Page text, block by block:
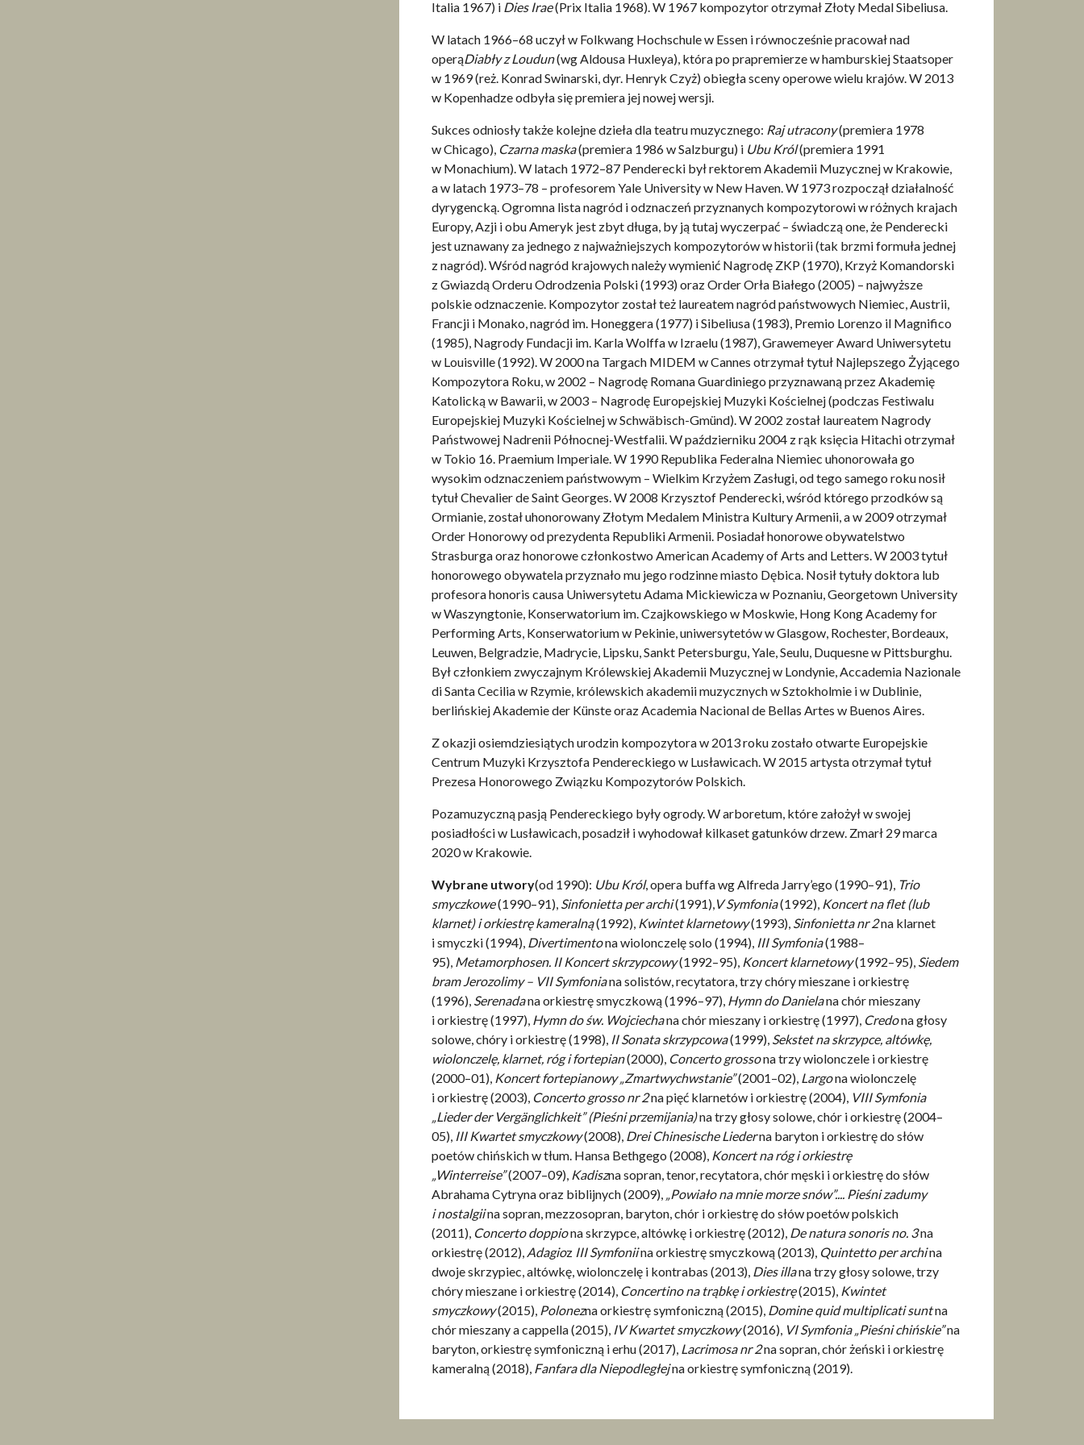
Italia 1967) i Dies Irae(Prix Italia 1968). W 1967 kompozytor otrzymał Złoty Medal Sibeliusa.
W latach 1966–68 uczył w Folkwang Hochschule w Essen i równocześnie pracował nad
operąDiabły z Loudun(wg Aldousa Huxleya), która po prapremierze w hamburskiej Staatsoper
w 1969 (reż. Konrad Swinarski, dyr. Henryk Czyż) obiegła sceny operowe wielu krajów. W 2013
w Kopenhadze odbyła się premiera jej nowej wersji.
Sukces odniosły także kolejne dzieła dla teatru muzycznego: Raj utracony(premiera 1978
w Chicago), Czarna maska(premiera 1986 w Salzburgu) i Ubu Król(premiera 1991
w Monachium). W latach 1972–87 Penderecki był rektorem Akademii Muzycznej w Krakowie,
a w latach 1973–78 – profesorem Yale University w New Haven. W 1973 rozpoczął działalność
dyrygencką. Ogromna lista nagród i odznaczeń przyznanych kompozytorowi w różnych krajach
Europy, Azji i obu Ameryk jest zbyt długa, by ją tutaj wyczerpać – świadczą one, że Penderecki
jest uznawany za jednego z najważniejszych kompozytorów w historii (tak brzmi formuła jednej
z nagród). Wśród nagród krajowych należy wymienić Nagrodę ZKP (1970), Krzyż Komandorski
z Gwiazdą Orderu Odrodzenia Polski (1993) oraz Order Orła Białego (2005) – najwyższe
polskie odznaczenie. Kompozytor został też laureatem nagród państwowych Niemiec, Austrii,
Francji i Monako, nagród im. Honeggera (1977) i Sibeliusa (1983), Premio Lorenzo il Magnifico
(1985), Nagrody Fundacji im. Karla Wolffa w Izraelu (1987), Grawemeyer Award Uniwersytetu
w Louisville (1992). W 2000 na Targach MIDEM w Cannes otrzymał tytuł Najlepszego Żyjącego
Kompozytora Roku, w 2002 – Nagrodę Romana Guardiniego przyznawaną przez Akademię
Katolicką w Bawarii, w 2003 – Nagrodę Europejskiej Muzyki Kościelnej (podczas Festiwalu
Europejskiej Muzyki Kościelnej w Schwäbisch-Gmünd). W 2002 został laureatem Nagrody
Państwowej Nadrenii Północnej-Westfalii. W październiku 2004 z rąk księcia Hitachi otrzymał
w Tokio 16. Praemium Imperiale. W 1990 Republika Federalna Niemiec uhonorowała go
wysokim odznaczeniem państwowym – Wielkim Krzyżem Zasługi, od tego samego roku nosił
tytuł Chevalier de Saint Georges. W 2008 Krzysztof Penderecki, wśród którego przodków są
Ormianie, został uhonorowany Złotym Medalem Ministra Kultury Armenii, a w 2009 otrzymał
Order Honorowy od prezydenta Republiki Armenii. Posiadał honorowe obywatelstwo
Strasburga oraz honorowe członkostwo American Academy of Arts and Letters. W 2003 tytuł
honorowego obywatela przyznało mu jego rodzinne miasto Dębica. Nosił tytuły doktora lub
profesora honoris causa Uniwersytetu Adama Mickiewicza w Poznaniu, Georgetown University
w Waszyngtonie, Konserwatorium im. Czajkowskiego w Moskwie, Hong Kong Academy for
Performing Arts, Konserwatorium w Pekinie, uniwersytetów w Glasgow, Rochester, Bordeaux,
Leuwen, Belgradzie, Madrycie, Lipsku, Sankt Petersburgu, Yale, Seulu, Duquesne w Pittsburghu.
Był członkiem zwyczajnym Królewskiej Akademii Muzycznej w Londynie, Accademia Nazionale
di Santa Cecilia w Rzymie, królewskich akademii muzycznych w Sztokholmie i w Dublinie,
berlińskiej Akademie der Künste oraz Academia Nacional de Bellas Artes w Buenos Aires.
Z okazji osiemdziesiątych urodzin kompozytora w 2013 roku zostało otwarte Europejskie
Centrum Muzyki Krzysztofa Pendereckiego w Lusławicach. W 2015 artysta otrzymał tytuł
Prezesa Honorowego Związku Kompozytorów Polskich.
Pozamuzyczną pasją Pendereckiego były ogrody. W arboretum, które założył w swojej
posiadłości w Lusławicach, posadził i wyhodował kilkaset gatunków drzew. Zmarł 29 marca
2020 w Krakowie.
Wybrane utwory(od 1990): Ubu Król, opera buffa wg Alfreda Jarry’ego (1990–91), Trio
smyczkowe(1990–91), Sinfonietta per archi(1991),V Symfonia(1992), Koncert na flet (lub
klarnet) i orkiestrę kameralną(1992), Kwintet klarnetowy(1993), Sinfonietta nr 2na klarnet
i smyczki (1994), Divertimentona wiolonczelę solo (1994), III Symfonia(1988–
95), Metamorphosen. II Koncert skrzypcowy(1992–95), Koncert klarnetowy(1992–95), Siedem
bram Jerozolimy – VII Symfoniana solistów, recytatora, trzy chóry mieszane i orkiestrę
(1996), Serenadana orkiestrę smyczkową (1996–97), Hymn do Danielana chór mieszany
i orkiestrę (1997), Hymn do św. Wojciechana chór mieszany i orkiestrę (1997), Credona głosy
solowe, chóry i orkiestrę (1998), II Sonata skrzypcowa(1999), Sekstet na skrzypce, altówkę,
wiolonczelę, klarnet, róg i fortepian(2000), Concerto grossona trzy wiolonczele i orkiestrę
(2000–01), Koncert fortepianowy „Zmartwychwstanie”(2001–02), Largona wiolonczelę
i orkiestrę (2003), Concerto grosso nr 2na pięć klarnetów i orkiestrę (2004), VIII Symfonia
„Lieder der Vergänglichkeit” (Pieśni przemijania)na trzy głosy solowe, chór i orkiestrę (2004–
05), III Kwartet smyczkowy(2008), Drei Chinesische Liederna baryton i orkiestrę do słów
poetów chińskich w tłum. Hansa Bethgego (2008), Koncert na róg i orkiestrę
„Winterreise”(2007–09), Kadiszna sopran, tenor, recytatora, chór męski i orkiestrę do słów
Abrahama Cytryna oraz biblijnych (2009), „Powiało na mnie morze snów”.... Pieśni zadumy
i nostalgiina sopran, mezzosopran, baryton, chór i orkiestrę do słów poetów polskich
(2011), Concerto doppiona skrzypce, altówkę i orkiestrę (2012), De natura sonoris no. 3na
orkiestrę (2012), Adagioz III Symfoniina orkiestrę smyczkową (2013), Quintetto per archina
dwoje skrzypiec, altówkę, wiolonczelę i kontrabas (2013), Dies illana trzy głosy solowe, trzy
chóry mieszane i orkiestrę (2014), Concertino na trąbkę i orkiestrę(2015), Kwintet
smyczkowy(2015), Polonezna orkiestrę symfoniczną (2015), Domine quid multiplicati suntna
chór mieszany a cappella (2015), IV Kwartet smyczkowy(2016), VI Symfonia „Pieśni chińskie”na
baryton, orkiestrę symfoniczną i erhu (2017), Lacrimosa nr 2na sopran, chór żeński i orkiestrę
kameralną (2018), Fanfara dla Niepodległejna orkiestrę symfoniczną (2019).